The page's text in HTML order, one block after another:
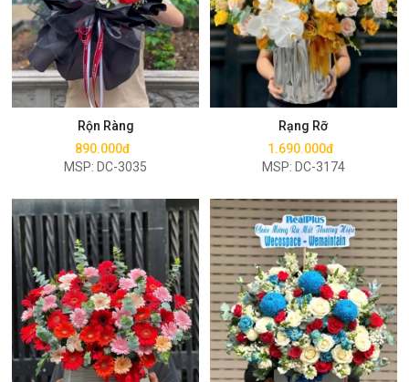
Rộn Ràng
890.000đ
MSP: DC-3035
Mua ngay
Rạng Rỡ
1.690.000đ
MSP: DC-3174
Mua ngay